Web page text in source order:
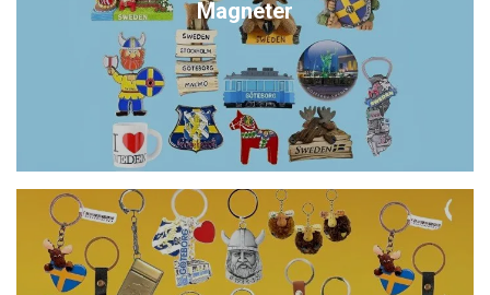
Magneter